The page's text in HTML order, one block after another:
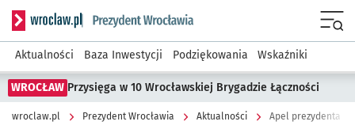
Serwis informacyjny wroclaw.pl podserwis: Prezydent
Aktualności Baza Inwestycji Podziękowania Wskaźniki
WROCŁAW Przysięga w 10 Wrocławskiej Brygadzie Łączności
wroclaw.pl Prezydent Wrocławia Aktualności Apel prezydenta